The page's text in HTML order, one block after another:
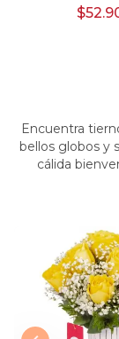
Encuentra
bellos globos y
cálida